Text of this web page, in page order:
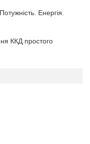
Енергія.
ККД простого